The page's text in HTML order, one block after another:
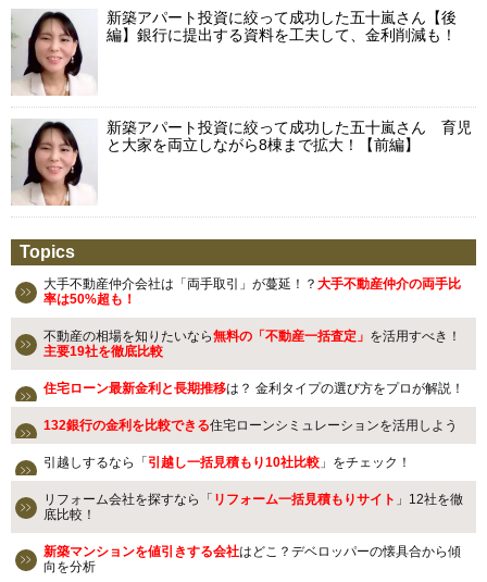
新築アパート投資に絞って成功した五十嵐さん【後
編】銀行に提出する資料を工夫して、金利削減も！
新築アパート投資に絞って成功した五十嵐さん 育児
と大家を両立しながら8棟まで拡大！【前編】
Topics
大手不動産仲介会社は「両手取引」が蔓延！？ 大手不動産仲介の両手比
率は50%超も！
不動産の相場を知りたいなら無料の「不動産一括査定」 を活用すべき！
主要19社を徹底比較
住宅ローン最新金利と長期推移は？ 金利タイプの選び方をプロが解説！
132銀行の金利を比較できる住宅ローンシミュレーションを活用しよう
引越しするなら「 引越し一括見積もり10社比較 」をチェック！
リフォーム会社を探すなら「 リフォーム一括見積もりサイト 」12社を徹
底比較！
新築マンションを値引きする会社はどこ？デベロッパーの懐具合から傾
向を分析